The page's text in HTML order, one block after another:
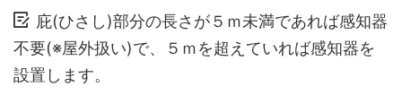
庇(ひさし)部分の長さが５ｍ未満であれば感知器
不要(※屋外扱い)で、５ｍを超えていれば感知器を
設置します。